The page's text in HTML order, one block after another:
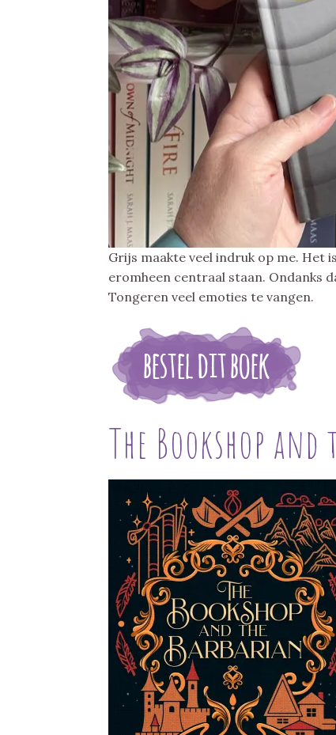
Grijs maakte veel indruk op me. Het
eromheen centraal staan. Ondanks
Tongeren veel emoties te vangen.
The Bookshop